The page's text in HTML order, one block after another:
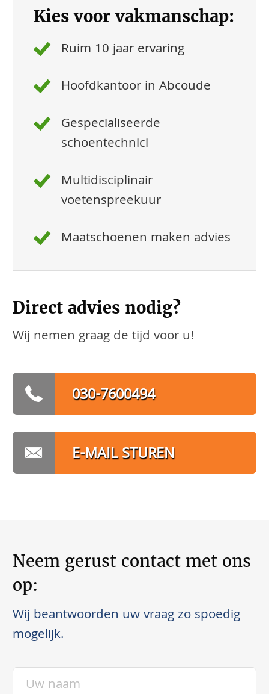
Kies voor vakmanschap:
Ruim 10 jaar ervaring
Hoofdkantoor in Abcoude
Gespecialiseerde
schoentechnici
Multidisciplinair
voetenspreekuur
Maatschoenen maken advies
Direct advies nodig?
Wij nemen graag de tijd voor u!
030-7600494
E-MAIL STUREN
Neem gerust contact met ons
op:
Wij beantwoorden uw vraag zo spoedig
mogelijk.